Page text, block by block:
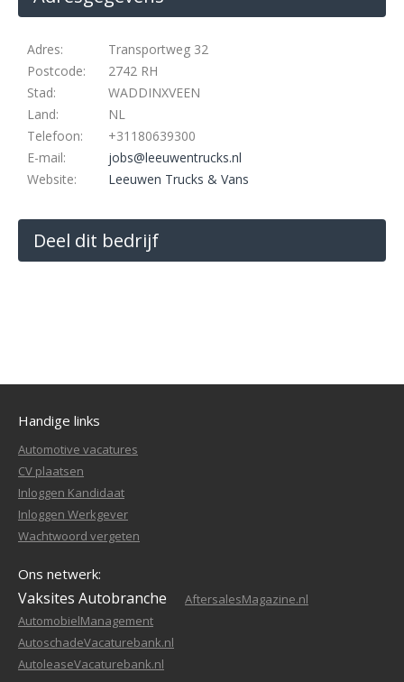
Adres:
Transportweg 32
Postcode:
2742 RH
Stad:
WADDINXVEEN
Land:
NL
Telefoon:
+31180639300
E-mail:
jobs@leeuwentrucks.nl
Website:
Leeuwen Trucks & Vans
Deel dit bedrijf
Handige links
Automotive vacatures
CV plaatsen
Inloggen Kandidaat
Inloggen Werkgever
Wachtwoord vergeten
Ons netwerk:
Vaksites Autobranche
AftersalesMagazine.nl
AutomobielManagement
AutoschadeVacaturebank.nl
AutoleaseVacaturebank.nl